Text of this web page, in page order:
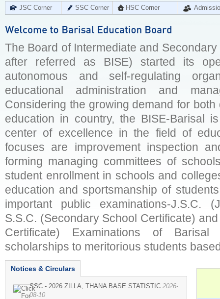
JSC Corner SSC Corner HSC Corner
The Board of Intermediate and
after referred as BISE) started its
autonomous and self-regulating
educational administration and
Considering the growing demand for
education in country, the BISE-Barisal
center of excellence in the field of
focuses are improvement inspection
forming managing committees of
student enrollment in schools and
education and sportsmanship of
important public examinations-J.S.C.
S.S.C. (Secondary School Certificate)
Certificate) Examinations of
scholarships to meritorious students
Notices & Circulars
SSC - 2026 ZILLA, THANA BASE STATISTIC 2026-
08-10